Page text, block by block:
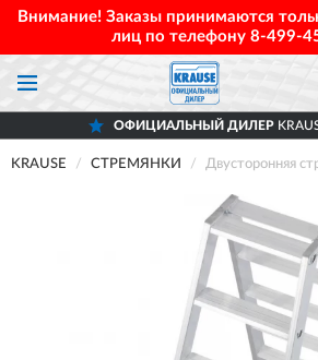
Внимание! Заказы принимаются
лиц по телефону 8-499-
ОФИЦИАЛЬНЫЙ ДИЛЕР
KRAUSE СТРЕМЯНКИ Двусторонняя